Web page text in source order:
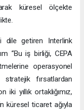
küresel ölçekte
dile getiren Interlink
“Bu iş birliği, CEPA
operasyonel
fırsatlardan
yıllık ortaklığımız,
küresel ticaret ağıyla